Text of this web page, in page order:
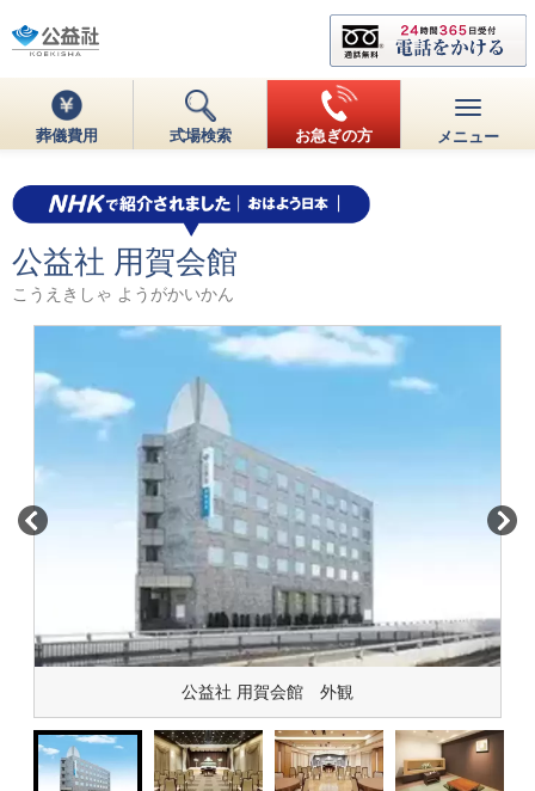
葬儀費用 式場検索 お急ぎの方 メニュー
公益社 用賀会館
こうえきしゃ ようがかいかん
公益社 用賀会館 外観